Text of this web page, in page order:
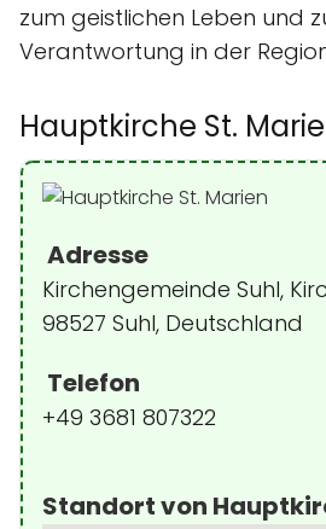
zum geistlichen Leben und
Verantwortung in der
Hauptkirche St.
Adresse
Kirchengemeinde Suhl,
98527 Suhl, Deutschland
Telefon
+49 3681 807322
Standort von